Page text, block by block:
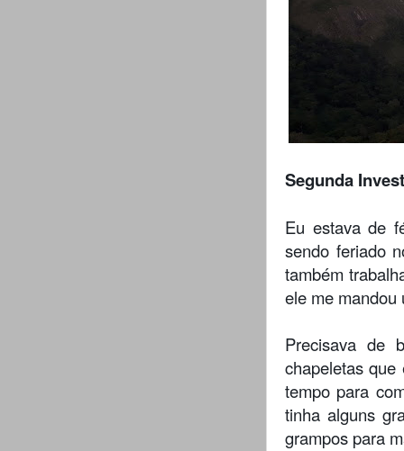
Segunda
Eu estava de
sendo feriado
também
ele me mandou
Precisava de
chapeletas
tempo para
tinha alguns
grampos para